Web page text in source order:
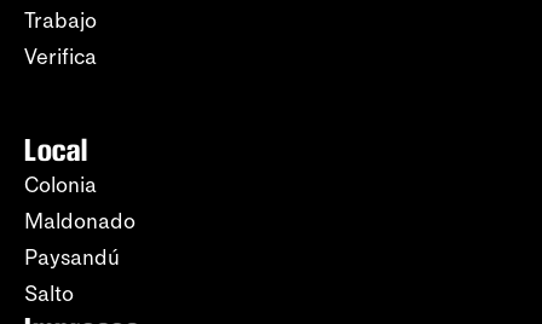
Trabajo
Verifica
Local
Colonia
Maldonado
Paysandú
Salto